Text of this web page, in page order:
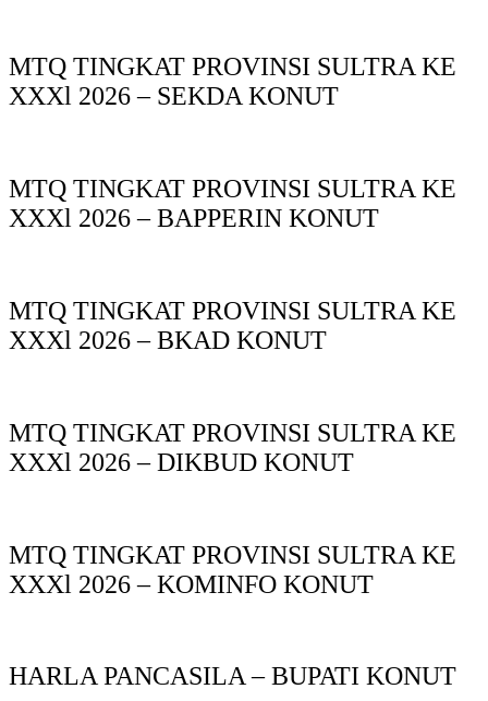
MTQ TINGKAT PROVINSI SULTRA KE
XXXl 2026 – SEKDA KONUT
MTQ TINGKAT PROVINSI SULTRA KE
XXXl 2026 – BAPPERIN KONUT
MTQ TINGKAT PROVINSI SULTRA KE
XXXl 2026 – BKAD KONUT
MTQ TINGKAT PROVINSI SULTRA KE
XXXl 2026 – DIKBUD KONUT
MTQ TINGKAT PROVINSI SULTRA KE
XXXl 2026 – KOMINFO KONUT
HARLA PANCASILA – BUPATI KONUT